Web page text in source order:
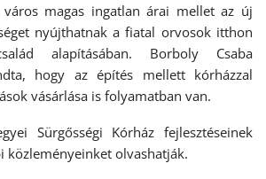
város magas ingatlan árai mellet az új
nyújthatnak a fiatal orvosok itthon
alapításában. Borboly Csaba
hogy az építés mellett kórházzal
vásárlása is folyamatban van.
Sürgősségi Kórház fejlesztéseinek
közleményeinket olvashatják.